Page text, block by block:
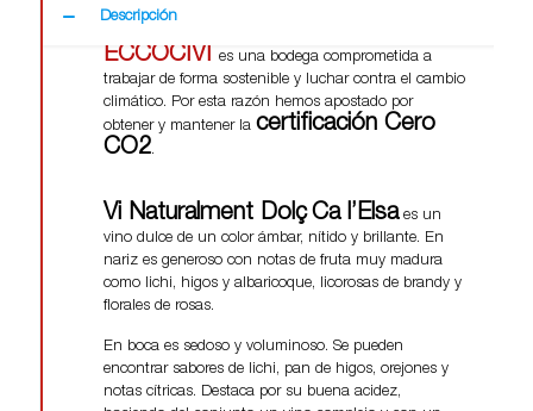
Descripción
ECCOCIVIes una bodega comprometida a
trabajar de forma sostenible y luchar contra el cambio
climático. Por esta razón hemos apostado por
obtener y mantener lacertificación Cero
CO2.
Vi Naturalment Dolç Ca l’Elsaes un
vino dulce de un color ámbar, nítido y brillante. En
nariz es generoso con notas de fruta muy madura
como lichi, higos y albaricoque, licorosas de brandy y
florales de rosas.
En boca es sedoso y voluminoso. Se pueden
encontrar sabores de lichi, pan de higos, orejones y
notas cítricas. Destaca por su buena acidez,